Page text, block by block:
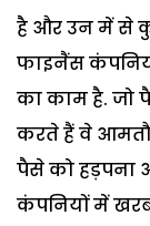
है और उन में से
फाइनैंस
का काम है. जो
करते हैं वे
पैसे को हड़पना
कंपनियों में